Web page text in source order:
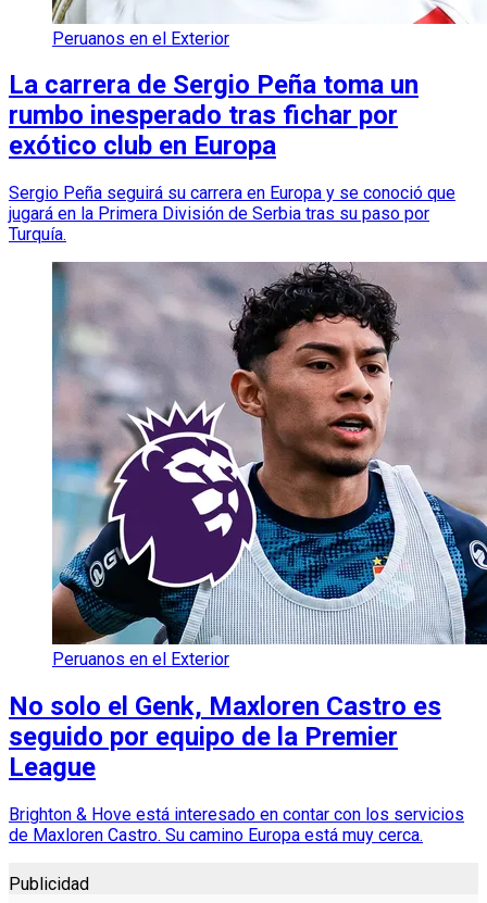
Peruanos en el Exterior
La carrera de Sergio Peña toma un
rumbo inesperado tras fichar por
exótico club en Europa
Sergio Peña seguirá su carrera en Europa y se conoció que
jugará en la Primera División de Serbia tras su paso por
Turquía.
Peruanos en el Exterior
No solo el Genk, Maxloren Castro es
seguido por equipo de la Premier
League
Brighton & Hove está interesado en contar con los servicios
de Maxloren Castro. Su camino Europa está muy cerca.
Publicidad